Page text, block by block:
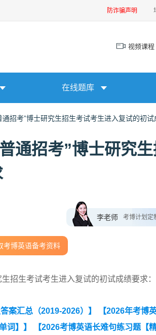
防诈骗声明
视频课程
在线题库
招考”博士研究生招生考试考生进入复试的初
通招考”博士研究
李老师 考博计划定
考博英语备考资料
招生考试考生进入复试的初试成绩要求
案汇总（2019-2026）】
【2026年考博
词】】 【2026考博英语长难句练习题【